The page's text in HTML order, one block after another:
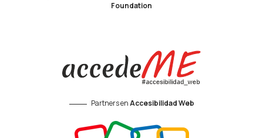
Foundation
Partners enAccesibilidad Web